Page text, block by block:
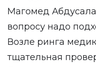
Магомед
вопросу надо
Возле ринга
тщательная